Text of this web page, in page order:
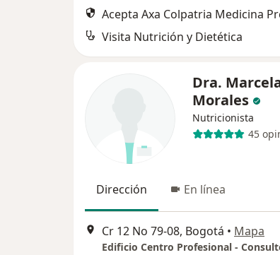
Acepta Axa Colpatria Medicina
Visita Nutrición y Dietética
Dra.
Morales
Nutricionista
45
Dirección En línea
Cr 12 No 79-08, Bogotá • Mapa
Edificio Centro Profesional -